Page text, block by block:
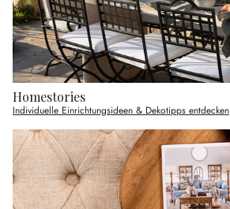
Homestories
Individuelle Einrichtungsideen & Dekotipps entdecken